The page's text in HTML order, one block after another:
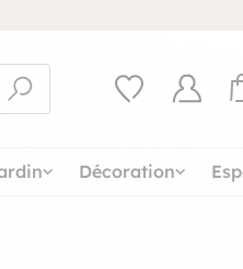
Décoration